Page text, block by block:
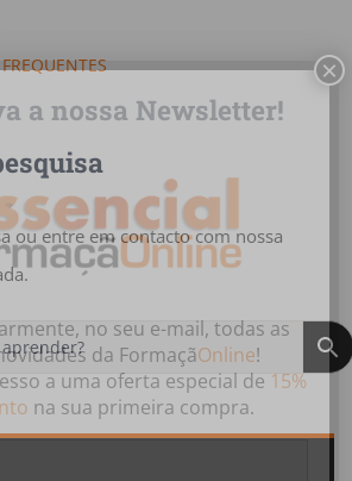
ou entre em contacto com nossa
a nossa Newsletter!
no seu e-mail, todas as
da FormaçãOnline!
a uma oferta especial de 15%
na sua primeira compra.
×